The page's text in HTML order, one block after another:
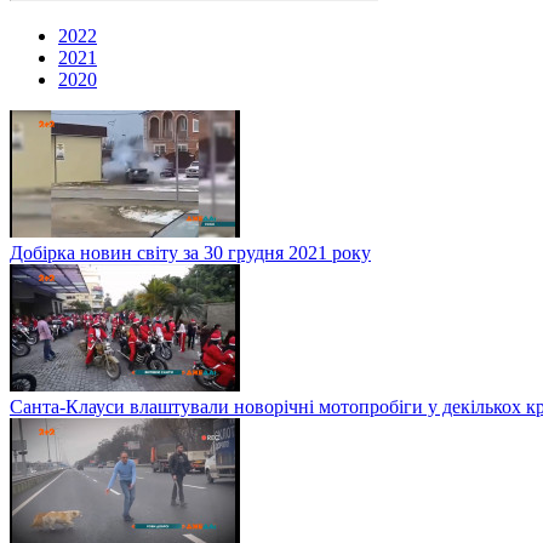
2022
2021
2020
Добірка новин світу за 30 грудня 2021 року
Санта-Клауси влаштували новорічні мотопробіги у декількох